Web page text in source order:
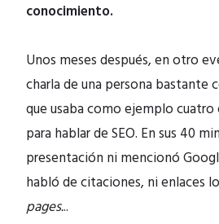
conocimiento.
Unos meses después, en otro
charla de una persona bastante
que usaba como ejemplo cuatro
para hablar de SEO. En sus 40
presentación ni mencionó
habló de citaciones, ni enlaces
pages...